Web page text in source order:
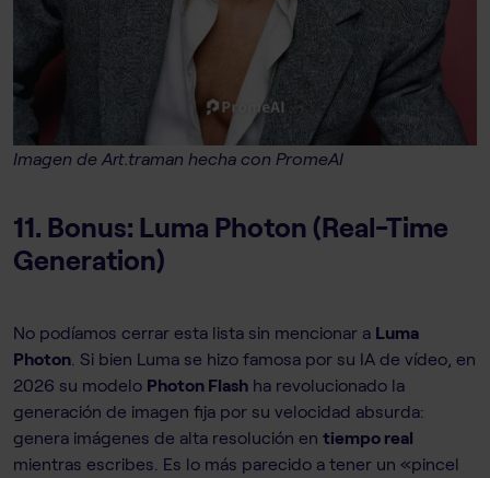
Imagen de Art.traman hecha con PromeAI
11. Bonus: Luma Photon (Real-Time
Generation)
No podíamos cerrar esta lista sin mencionar a Luma
Photon . Si bien Luma se hizo famosa por su IA de vídeo, en
2026 su modelo Photon Flash ha revolucionado la
generación de imagen fija por su velocidad absurda:
genera imágenes de alta resolución en tiempo real
mientras escribes. Es lo más parecido a tener un «pincel